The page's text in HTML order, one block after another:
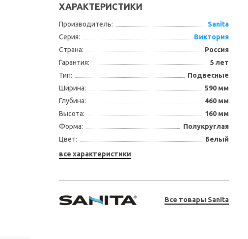
ХАРАКТЕРИСТИКИ
Производитель:
Sanita
Серия:
Виктория
Страна:
Россия
Гарантия:
5 лет
Тип:
Подвесные
Ширина:
590 мм
Глубина:
460 мм
Высота:
160 мм
Форма:
Полукруглая
Цвет:
Белый
все характеристики
Все товары Sanita